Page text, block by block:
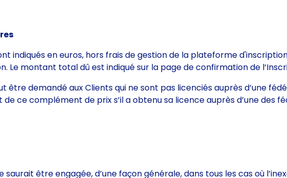
indiqués en euros, hors frais de gestion de la plateforme
Le montant total dû est indiqué sur la page de confirmation de
être demandé aux Clients qui ne sont pas licenciés auprès d’une
ce complément de prix s’il a obtenu sa licence auprès d’une des
saurait être engagée, d’une façon générale, dans tous les cas où